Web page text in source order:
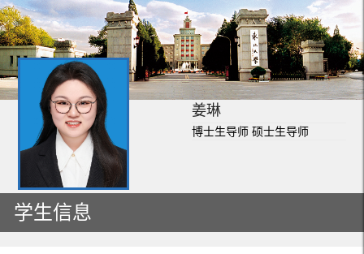
姜琳
博士生导师 硕士生导师
学生信息